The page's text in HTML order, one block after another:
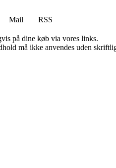
Mail
RSS
på dine køb via vores links.
må ikke anvendes uden